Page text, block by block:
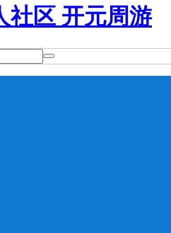
社区 开元周游